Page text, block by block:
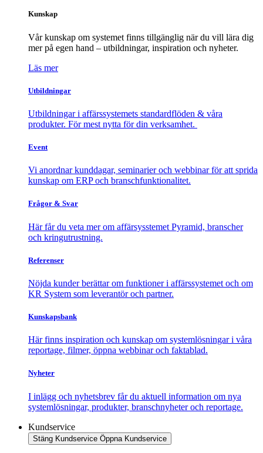
Kunskap
Vår kunskap om systemet finns tillgänglig när du vill lära dig
mer på egen hand – utbildningar, inspiration och nyheter.
Läs mer
Utbildningar
Utbildningar i affärssystemets standardflöden & våra
produkter. För mest nytta för din verksamhet.
Event
Vi anordnar kunddagar, seminarier och webbinar för att sprida
kunskap om ERP och branschfunktionalitet.
Frågor & Svar
Här får du veta mer om affärsysstemet Pyramid, branscher
och kringutrustning.
Referenser
Nöjda kunder berättar om funktioner i affärssystemet och om
KR System som leverantör och partner.
Kunskapsbank
Här finns inspiration och kunskap om systemlösningar i våra
reportage, filmer, öppna webbinar och faktablad.
Nyheter
I inlägg och nyhetsbrev får du aktuell information om nya
systemlösningar, produkter, branschnyheter och reportage.
Kundservice
Stäng Kundservice Öppna Kundservice